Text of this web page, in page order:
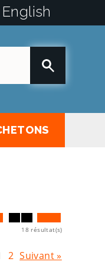
English
18 résultat(s)
2 Suivant »